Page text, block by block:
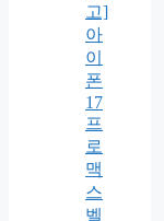
고]
아
이
폰
17
프
로
맥
스
벨